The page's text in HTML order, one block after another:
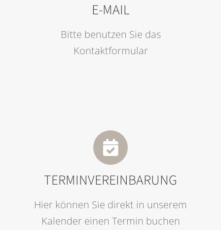
E-MAIL
Bitte benutzen Sie das
Kontaktformular
TERMINVEREINBARUNG
Hier können Sie direkt in unserem
Kalender einen Termin buchen